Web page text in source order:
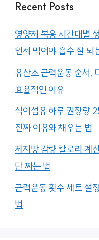
Recent Posts
영양제 복용 시간대별
언제 먹어야 흡수 잘 되
유산소 근력운동 순서,
효율적인 이유
식이섬유 하루 권장량
진짜 이유와 채우는 법
체지방 감량 칼로리 계
단 짜는 법
근력운동 횟수 세트 설
법